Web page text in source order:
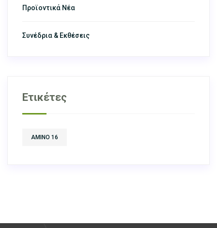
Προϊοντικά Νέα
Συνέδρια & Εκθέσεις
Ετικέτες
AMINO 16